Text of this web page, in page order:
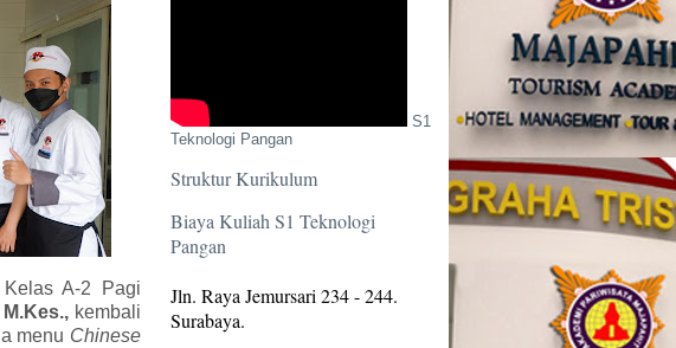
A-2 Pagi
kembali
menu Chinese
S1
Teknologi Pangan
Struktur Kurikulum
Biaya Kuliah S1 Teknologi
Pangan
Jln. Raya Jemursari 234 - 244.
Surabaya.